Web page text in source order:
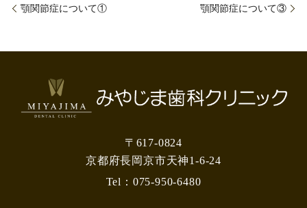
顎関節症について① 顎関節症について③
〒617-0824
京都府長岡京市天神1-6-24
Tel： 075-950-6480